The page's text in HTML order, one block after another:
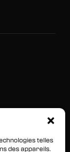
telles
des appareils.
les